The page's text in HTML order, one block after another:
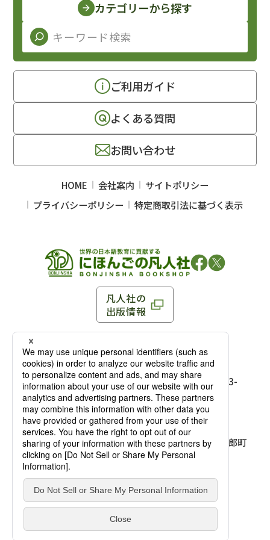
凡人社の本を見る
凡人社の
出版情報
〒102-0093 東京都千代田区平河町 1-3-13 8F
TEL：03-3263-3959／FAX：03-3263-3116
麹町店
〒102-0093 東京都千代田区平河町1-3-
13 8F［アクセス］
TEL：03-3239-8673／FAX：03-3263-
3116
大阪店
〒541-0056 大阪府大阪市中央区久太郎町
4-2-10
大西ビルディング 1階［
TEL：06-4256-2684／FAX：03-6733-
7887
カテゴリーから探す
ご利用ガイド
よくある質問
お問い合わせ
HOME 会社案内
サイトポリシー
プライバシーポリシー
特定商取引法に基づく表示
© Bonjinsha Co., LTD. All Rights Reserved.